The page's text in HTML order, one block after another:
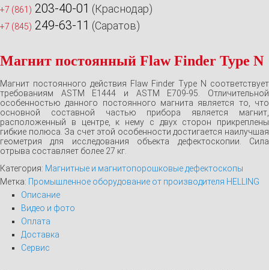
+7 (861) 203-40-01 (Краснодар)
+7 (845) 249-63-11 (Саратов)
Магнит постоянный Flaw Finder Type N
Магнит постоянного действия Flaw Finder Type N соответствует
требованиям ASTM E1444 и ASTM E709-95. Отличительной
особенностью данного постоянного магнита является то, что
основной составной частью прибора является магнит,
расположенный в центре, к нему с двух сторон прикреплены
гибкие полюса. За счет этой особенности достигается наилучшая
геометрия для исследования объекта дефектоскопии. Сила
отрыва составляет более 27 кг.
Категория: Магнитные и магнитопорошковые дефектоскопы
Метка: Промышленное оборудование от производителя HELLING
Описание
Видео и фото
Оплата
Доставка
Сервис